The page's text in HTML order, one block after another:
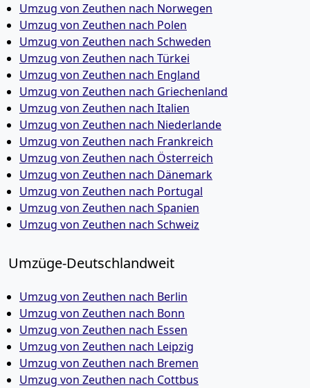
Umzug von Zeuthen nach Norwegen
Umzug von Zeuthen nach Polen
Umzug von Zeuthen nach Schweden
Umzug von Zeuthen nach Türkei
Umzug von Zeuthen nach England
Umzug von Zeuthen nach Griechenland
Umzug von Zeuthen nach Italien
Umzug von Zeuthen nach Niederlande
Umzug von Zeuthen nach Frankreich
Umzug von Zeuthen nach Österreich
Umzug von Zeuthen nach Dänemark
Umzug von Zeuthen nach Portugal
Umzug von Zeuthen nach Spanien
Umzug von Zeuthen nach Schweiz
Umzüge-Deutschlandweit
Umzug von Zeuthen nach Berlin
Umzug von Zeuthen nach Bonn
Umzug von Zeuthen nach Essen
Umzug von Zeuthen nach Leipzig
Umzug von Zeuthen nach Bremen
Umzug von Zeuthen nach Cottbus